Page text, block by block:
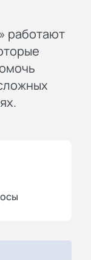
работают